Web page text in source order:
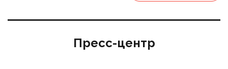
Пресс-центр